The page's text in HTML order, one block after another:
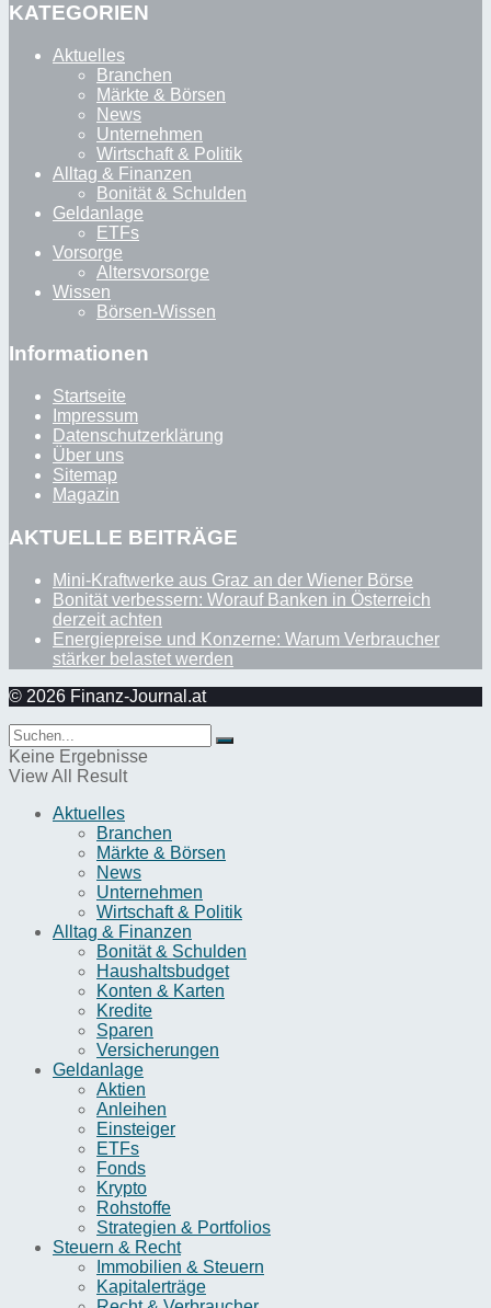
KATEGORIEN
Aktuelles
Branchen
Märkte & Börsen
News
Unternehmen
Wirtschaft & Politik
Alltag & Finanzen
Bonität & Schulden
Geldanlage
ETFs
Vorsorge
Altersvorsorge
Wissen
Börsen-Wissen
Informationen
Startseite
Impressum
Datenschutzerklärung
Über uns
Sitemap
Magazin
AKTUELLE BEITRÄGE
Mini-Kraftwerke aus Graz an der Wiener Börse
Bonität verbessern: Worauf Banken in Österreich
derzeit achten
Energiepreise und Konzerne: Warum Verbraucher
stärker belastet werden
© 2026 Finanz-Journal.at
Keine Ergebnisse
View All Result
Aktuelles
Branchen
Märkte & Börsen
News
Unternehmen
Wirtschaft & Politik
Alltag & Finanzen
Bonität & Schulden
Haushaltsbudget
Konten & Karten
Kredite
Sparen
Versicherungen
Geldanlage
Aktien
Anleihen
Einsteiger
ETFs
Fonds
Krypto
Rohstoffe
Strategien & Portfolios
Steuern & Recht
Immobilien & Steuern
Kapitalerträge